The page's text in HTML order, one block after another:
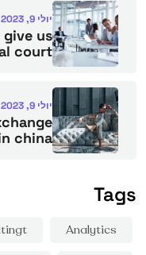
יולי 9, 2023
give us
court
יולי 9, 2023
china
Tags
Analytics